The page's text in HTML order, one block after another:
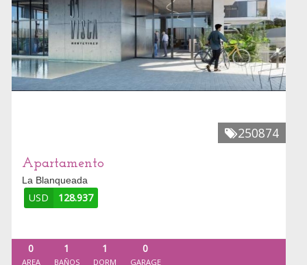
250874
Apartamento
La Blanqueada
USD 128.937
0
AREA
1
BAÑOS
1
DORM
0
GARAGE